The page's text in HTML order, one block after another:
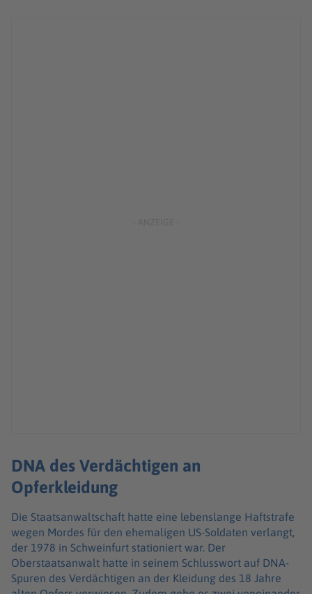
DNA des Verdächtigen an
Opferkleidung
Die Staatsanwaltschaft hatte eine lebenslange Haftstrafe
wegen Mordes für den ehemaligen US-Soldaten verlangt,
der 1978 in Schweinfurt stationiert war. Der
Oberstaatsanwalt hatte in seinem Schlusswort auf DNA-
Spuren des Verdächtigen an der Kleidung des 18 Jahre